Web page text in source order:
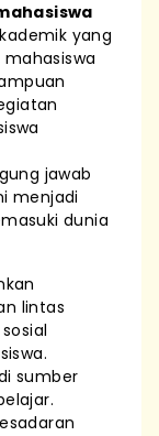
yang
jawab
menjadi
dunia
lintas
sumber